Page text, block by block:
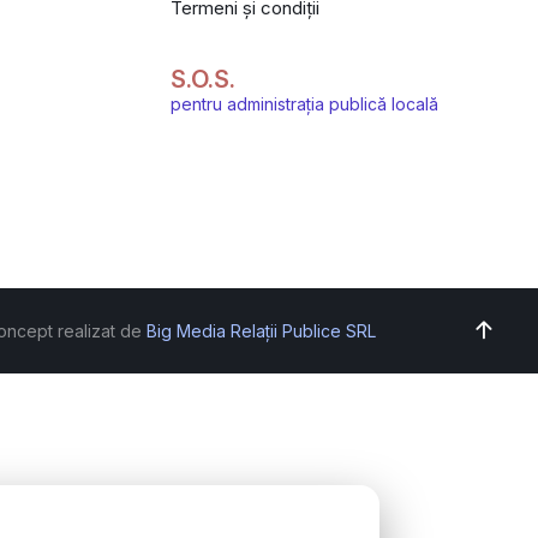
Termeni și condiții
S.O.S.
pentru administrația publică locală
realizat de Big Media Relații Publice SRL